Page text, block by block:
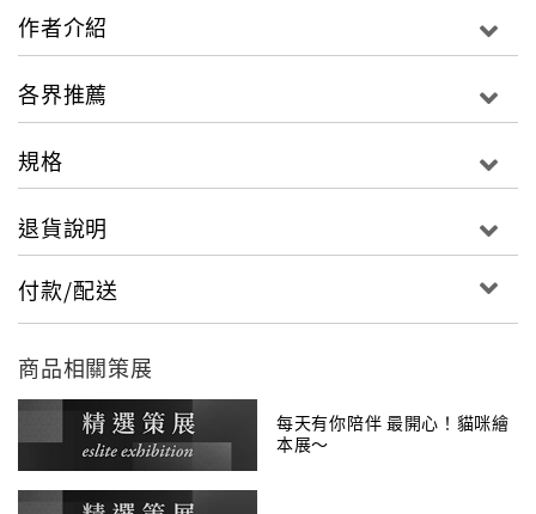
就算在非常幸福的世界裡，也會有許多悲傷的事。
但是，只要抱持著愛，有了心愛的、想保護的事物，
在溫暖愛情之中成長的喵喵，
作者介紹
各界推薦
規格
退貨說明
付款/配送
商品相關策展
每天有你陪伴 最開心！貓咪繪
本展～